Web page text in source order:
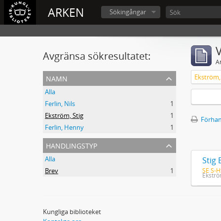
ARKEN Sökingångar
Avgränsa sökresultatet:
namn
Alla
Ferlin, Nils
1
Ekström, Stig
1
Ferlin, Henny
1
handlingstyp
Alla
Brev
1
Stig
SE S-
Kungliga biblioteket